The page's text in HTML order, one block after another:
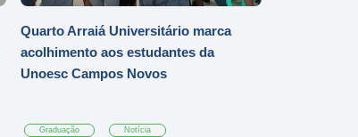
Quarto Arraiá Universitário marca
acolhimento aos estudantes da
Unoesc Campos Novos
Graduação Notícia